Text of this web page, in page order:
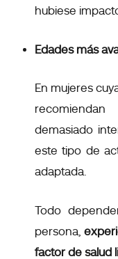
hubiese
Edades más
En mujeres
demasiado
este tipo de
adaptada.
Todo
persona,
factor de salud